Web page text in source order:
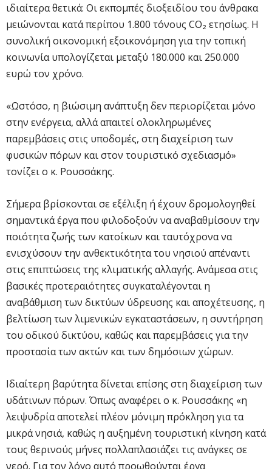
ιδιαίτερα θετικά: Οι εκπομπές διοξειδίου του άνθρακα
μειώνονται κατά περίπου 1.800 τόνους CO₂ ετησίως. Η
συνολική οικονομική εξοικονόμηση για την τοπική
κοινωνία υπολογίζεται μεταξύ 180.000 και 250.000
ευρώ τον χρόνο.
«Ωστόσο, η βιώσιμη ανάπτυξη δεν περιορίζεται μόνο
στην ενέργεια, αλλά απαιτεί ολοκληρωμένες
παρεμβάσεις στις υποδομές, στη διαχείριση των
φυσικών πόρων και στον τουριστικό σχεδιασμό»
τονίζει ο κ. Ρουσσάκης.
Σήμερα βρίσκονται σε εξέλιξη ή έχουν δρομολογηθεί
σημαντικά έργα που φιλοδοξούν να αναβαθμίσουν την
ποιότητα ζωής των κατοίκων και ταυτόχρονα να
ενισχύσουν την ανθεκτικότητα του νησιού απέναντι
στις επιπτώσεις της κλιματικής αλλαγής. Ανάμεσα στις
βασικές προτεραιότητες συγκαταλέγονται η
αναβάθμιση των δικτύων ύδρευσης και αποχέτευσης, η
βελτίωση των λιμενικών εγκαταστάσεων, η συντήρηση
του οδικού δικτύου, καθώς και παρεμβάσεις για την
προστασία των ακτών και των δημόσιων χώρων.
Ιδιαίτερη βαρύτητα δίνεται επίσης στη διαχείριση των
υδάτινων πόρων. Όπως αναφέρει ο κ. Ρουσσάκης «η
λειψυδρία αποτελεί πλέον μόνιμη πρόκληση για τα
μικρά νησιά, καθώς η αυξημένη τουριστική κίνηση κατά
τους θερινούς μήνες πολλαπλασιάζει τις ανάγκες σε
νερό. Για τον λόγο αυτό προωθούνται έργα